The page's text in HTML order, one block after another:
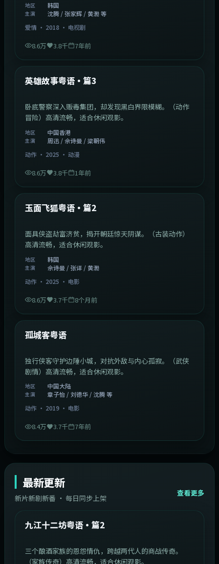
地区 韩国
主演
沈腾 / 张家辉 / 黄渤 等
爱情· 2018· 电视剧
8.6万 3.8千 7年前
热门
英雄故事粤语·篇3
卧底警察深入贩毒集团，却发现黑白界限模糊。（动作
冒险）高清流畅，适合休闲观影。
地区 中国香港
主演
周迅 / 佘诗曼 / 梁朝伟
动作· 2025 · 动漫
8.6万 3.8千 1年前
热门
玉面飞狐粤语·篇2
面具侠盗劫富济贫，揭开朝廷惊天阴谋。（古装动作）
高清流畅，适合休闲观影。
地区 韩国
主演
佘诗曼 / 张译 / 黄渤
动作· 2025 · 电影
8.6万 3.7千 8个月前
热门
孤城客粤语
独行侠客守护边陲小城，对抗外敌与内心孤寂。（武侠
剧情）高清流畅，适合休闲观影。
地区 中国大陆
主演
章子怡 / 刘德华 / 沈腾 等
动作· 2019· 电影
8.4万 3.7千 7年前
最新更新
新片新剧新番 · 每日同步上架
查看更多
最新
中国大陆 1:20:26
九江十二坊粤语·篇2
三个酿酒家族的恩怨情仇，跨越两代人的商战传奇。
（家族传奇）高清流畅，适合休闲观影。